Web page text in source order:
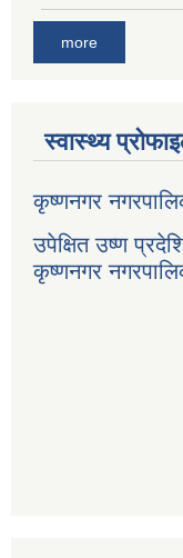
more
स्वास्थ्य
कृष्णनगर
उपेक्षित उष्ण
कृष्णनगर